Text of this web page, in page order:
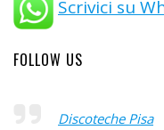
Scrivici su
FOLLOW US
Discoteche Pisa